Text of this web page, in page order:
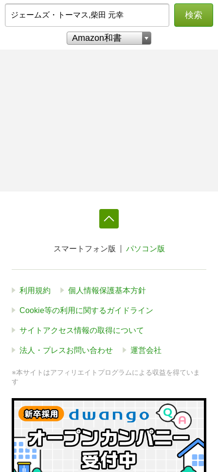
検索
スマートフォン版 パソコン版
利用規約 個人情報保護基本方針
Cookie等の利用に関するガイドライン
サイトアクセス情報の取得について
法人・プレスお問い合わせ 運営会社
※本サイトはアフィリエイトプログラムによる収益を得ていま
す